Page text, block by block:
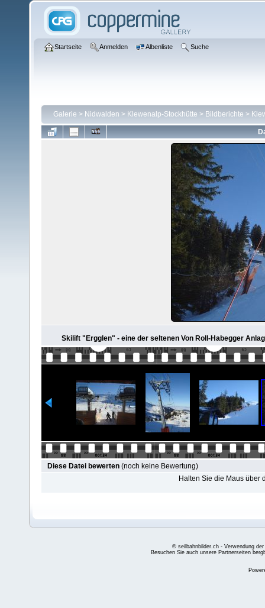
Startseite Anmelden Albenliste Suche
Galerie > Nidwalden > Klewenalp-Stockhütte > Bildberichte >
Skilift "Ergglen" - eine der seltenen Von Roll-Habegger
Diese Datei bewerten (noch keine Bewertung)
Halten Sie die Maus über
© seilbahnbilder.ch - Verwendung
Besuchen Sie auch unsere Partnerseiten